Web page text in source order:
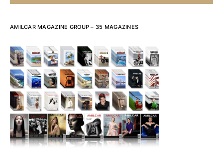
AMILCAR MAGAZINE GROUP – 35 MAGAZINES